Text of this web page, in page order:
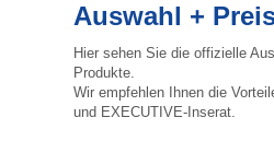
Auswahl +
Hier sehen Sie die offizielle
Produkte.
Wir empfehlen Ihnen die
und EXECUTIVE-Inserat.